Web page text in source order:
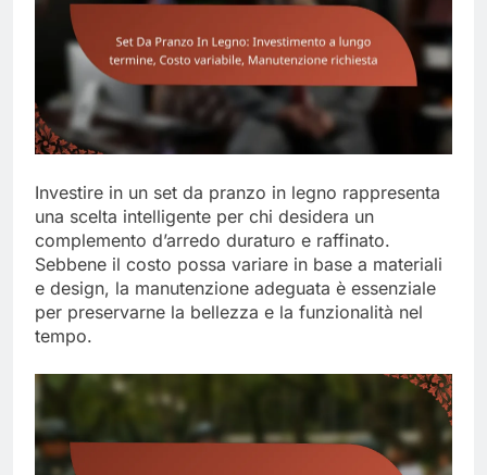
Investire in un set da pranzo in legno rappresenta
una scelta intelligente per chi desidera un
complemento d’arredo duraturo e raffinato.
Sebbene il costo possa variare in base a materiali
e design, la manutenzione adeguata è essenziale
per preservarne la bellezza e la funzionalità nel
tempo.